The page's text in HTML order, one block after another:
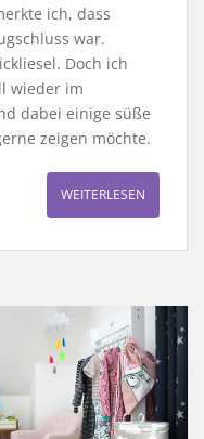
ich, dass
war.
Doch ich
wieder im
dabei einige süße
zeigen möchte.
WEITERLESEN